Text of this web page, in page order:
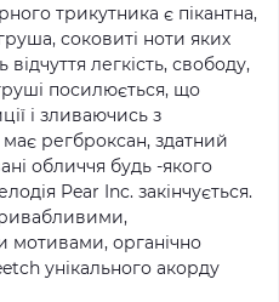
трикутника є пікантна,
соковиті ноти яких
легкість, свободу,
посилюється, що
і зливаючись з
регброксан, здатний
обличчя будь -якого
Pear Inc. закінчується.
органічно
унікального акорду